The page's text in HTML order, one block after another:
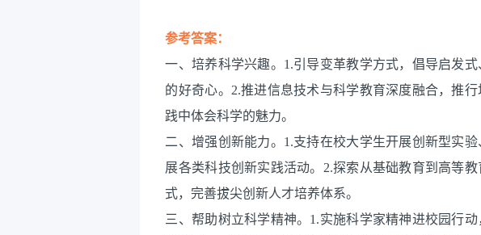
参考答案：
一、培养科学兴趣。1.引导变革教学方式，倡导启发
的好奇心。2.推进信息技术与科学教育深度融合，推
践中体会科学的魅力。
二、增强创新能力。1.支持在校大学生开展创新型实
展各类科技创新实践活动。2.探索从基础教育到高等
式，完善拔尖创新人才培养体系。
三、帮助树立科学精神。1.实施科学家精神进校园行